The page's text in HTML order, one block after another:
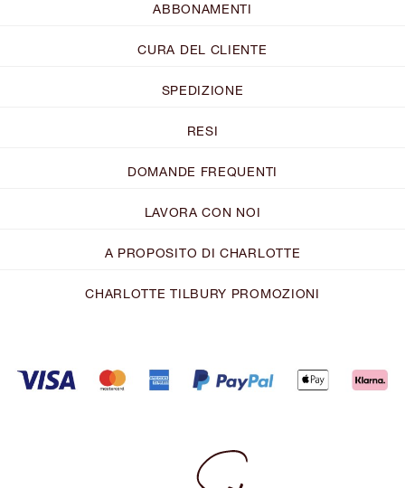
ABBONAMENTI
CURA DEL CLIENTE
SPEDIZIONE
RESI
DOMANDE FREQUENTI
LAVORA CON NOI
A PROPOSITO DI CHARLOTTE
CHARLOTTE TILBURY PROMOZIONI